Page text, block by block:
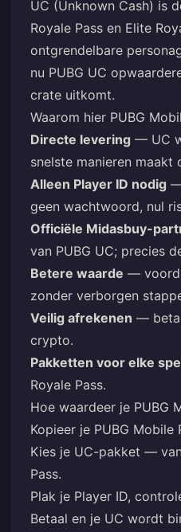
UC (Unknown Cash) is
Royale Pass en Elite
ontgrendelbare
nu PUBG UC
crate uitkomt.
Waarom hier PUBG
Directe levering — UC
snelste manieren maakt
Alleen Player ID nodig —
geen wachtwoord, nul
Officiële Midasbuy-
van PUBG UC; precies
Betere waarde —
zonder verborgen
Veilig afrekenen —
crypto.
Pakketten voor elke
Royale Pass.
Hoe waardeer je PUBG
Kopieer je PUBG
Kies je UC-pakket —
Pass.
Plak je Player ID,
Betaal en je UC wordt